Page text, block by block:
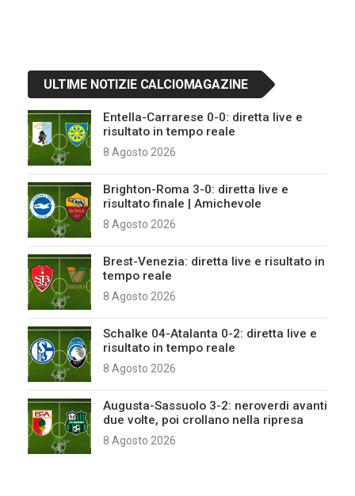
ULTIME NOTIZIE CALCIOMAGAZINE
Entella-Carrarese 0-0: diretta live e
risultato in tempo reale
8 Agosto 2026
Brighton-Roma 3-0: diretta live e
risultato finale | Amichevole
8 Agosto 2026
Brest-Venezia: diretta live e risultato in
tempo reale
8 Agosto 2026
Schalke 04-Atalanta 0-2: diretta live e
risultato in tempo reale
8 Agosto 2026
Augusta-Sassuolo 3-2: neroverdi avanti
due volte, poi crollano nella ripresa
8 Agosto 2026